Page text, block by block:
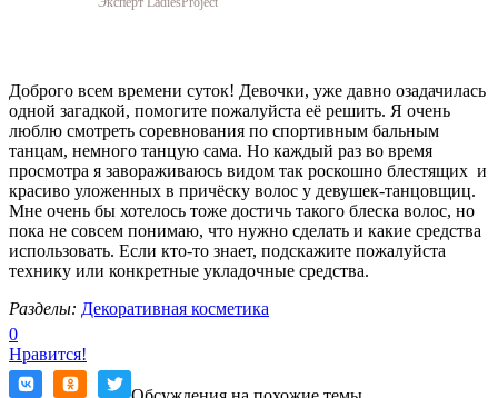
Доброго всем времени суток! Девочки, уже давно озадачилась
одной загадкой, помогите пожалуйста её решить. Я очень
люблю смотреть соревнования по спортивным бальным
танцам, немного танцую сама. Но каждый раз во время
просмотра я завораживаюсь видом так роскошно блестящих и
красиво уложенных в причёску волос у девушек-танцовщиц.
Мне очень бы хотелось тоже достичь такого блеска волос, но
пока не совсем понимаю, что нужно сделать и какие средства
использовать. Если кто-то знает, подскажите пожалуйста
технику или конкретные укладочные средства.
Разделы: Декоративная косметика
0
Нравится!